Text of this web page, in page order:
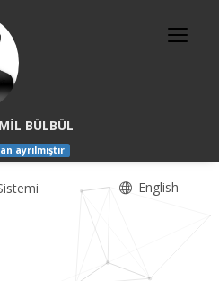
BÜLBÜL
ayrılmıştır
English